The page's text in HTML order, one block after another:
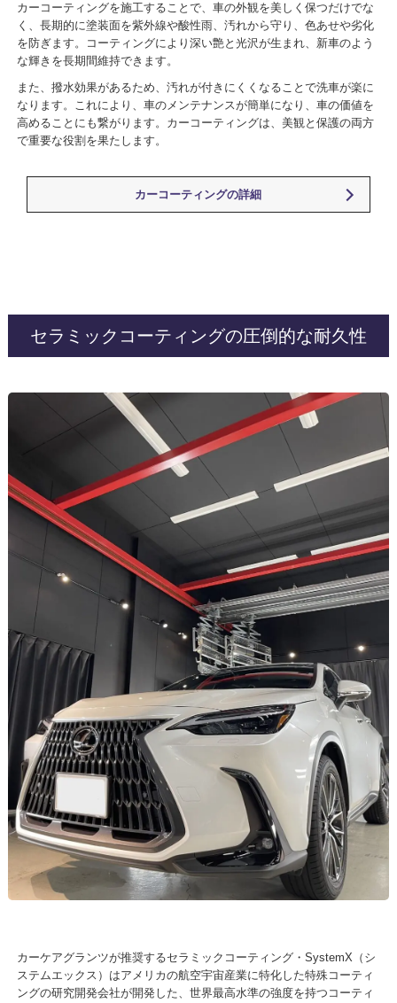
カーコーティングを施工することで、車の外観を美しく保つだけでな
く、長期的に塗装面を紫外線や酸性雨、汚れから守り、色あせや劣化
を防ぎます。コーティングにより深い艶と光沢が生まれ、新車のよう
な輝きを長期間維持できます。
また、撥水効果があるため、汚れが付きにくくなることで洗車が楽に
なります。これにより、車のメンテナンスが簡単になり、車の価値を
高めることにも繋がります。カーコーティングは、美観と保護の両方
で重要な役割を果たします。
カーコーティングの詳細
セラミックコーティングの圧倒的な耐久性
カーケアグランツが推奨するセラミックコーティング・SystemX（シ
ステムエックス）はアメリカの航空宇宙産業に特化した特殊コーティ
ングの研究開発会社が開発した、世界最高水準の強度を持つコーティ